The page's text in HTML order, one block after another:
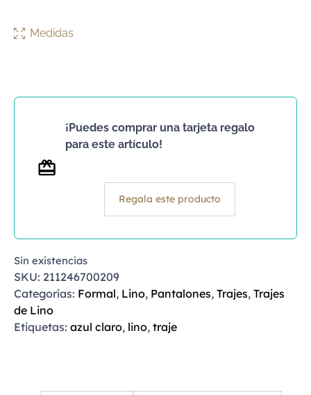
Medidas
¡Puedes comprar una tarjeta regalo
para este artículo!
Regala este producto
Sin existencias
SKU: 211246700209
Categorías: Formal, Lino, Pantalones, Trajes, Trajes
de Lino
Etiquetas: azul claro, lino, traje